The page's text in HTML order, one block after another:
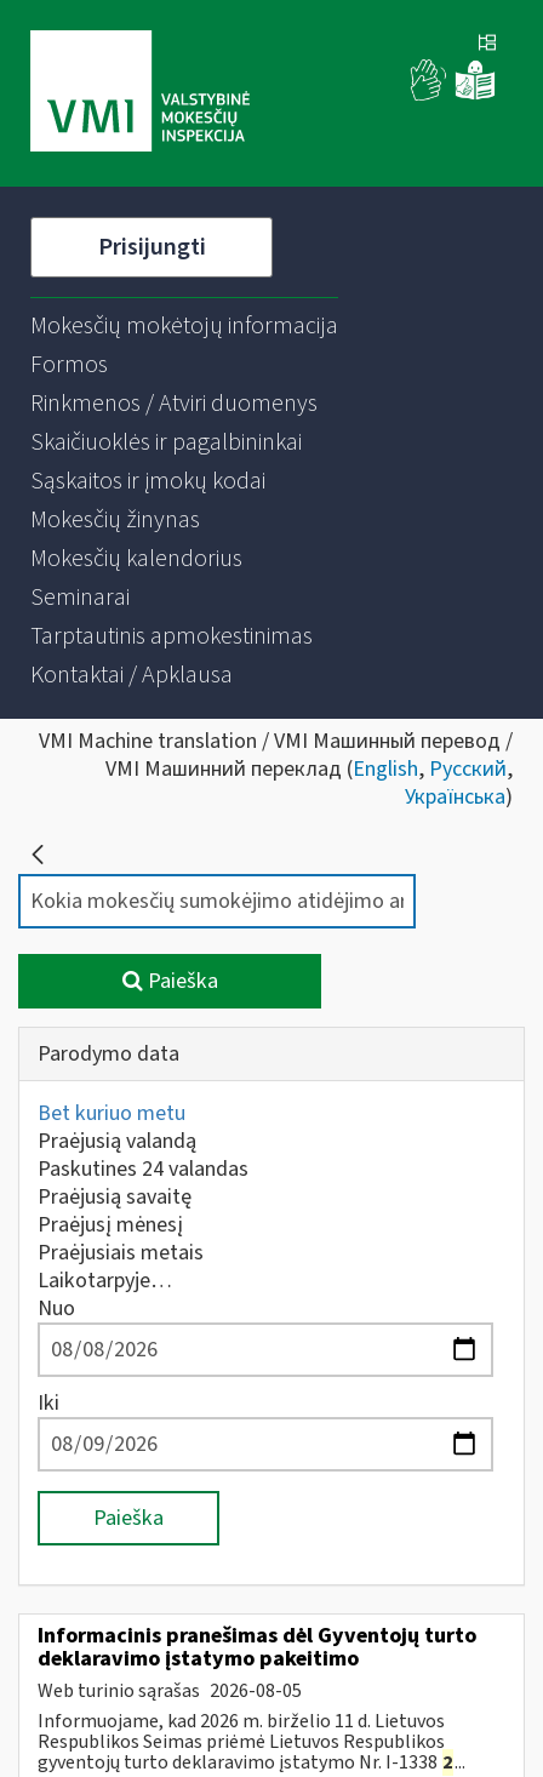
Prisijungti
Mokesčių mokėtojų informacija
Formos
Rinkmenos / Atviri duomenys
Skaičiuoklės ir pagalbininkai
Sąskaitos ir įmokų kodai
Mokesčių žinynas
Mokesčių kalendorius
Seminarai
Tarptautinis apmokestinimas
Kontaktai / Apklausa
VMI Machine translation / VMI Машинный перевод /
VMI Машинний переклад (English, Русский,
Українська)
Paieška
Parodymo data
Bet kuriuo metu
Praėjusią valandą
Paskutines 24 valandas
Praėjusią savaitę
Praėjusį mėnesį
Praėjusiais metais
Laikotarpyje…
Nuo
Iki
Paieška
Informacinis pranešimas dėl Gyventojų turto
deklaravimo įstatymo pakeitimo
Web turinio sąrašas 2026-08-05
Informuojame, kad 2026 m. birželio 11 d. Lietuvos
Respublikos Seimas priėmė Lietuvos Respublikos
gyventojų turto deklaravimo įstatymo Nr. I-1338 2...